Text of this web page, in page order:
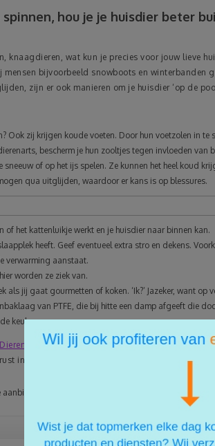
hou je je huisdier beter
knaagdieren, wat kun je precies voor jouw lieve
mensen bijvoorbeeld snowboots en winterbanden
zijn er ook manieren om je huisdier ‘op de
Ook zij krijgen koude voeten. Door hun voetzolen in te
bescherm je hun zooltjes tegen invloeden van
of op het ijs spelen. Ze kunnen het heel koud
qua uitglijden, waardoor er kans is op blessures.
of het kattenluikje werkt en je huisdier naar binnen kan.
heeft. Geef eventueel extra stro en dekens.
verwarming aanstaat.
worden ze ziek van.
als jij gaat gourmetten of koken. ‘Ik?’ Jazeker, want op
van PTFE, die bij hitte een damp afgeeft die
keuken.
Dierenbescherming, Heb je zelf nog tips voor het
in een reactie onder dit artikel.
via mail? Dankzij onze nieuwsbrief blijf je